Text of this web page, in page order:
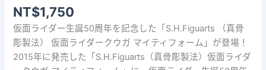
NT$1,750
仮面ライダー生誕50周年を記念した「S.H.Figuarts （真骨
彫製法） 仮面ライダークウガ マイティフォーム」が登場！
2015年に発売した「S.H.Figuarts（真骨彫製法）仮面ライダ